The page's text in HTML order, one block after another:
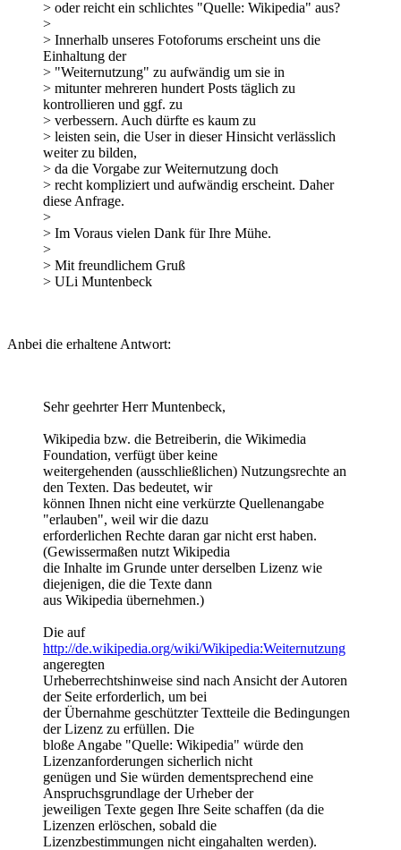
> oder reicht ein schlichtes "Quelle: Wikipedia" aus?
>
> Innerhalb unseres Fotoforums erscheint uns die
Einhaltung der
> "Weiternutzung" zu aufwändig um sie in
> mitunter mehreren hundert Posts täglich zu
kontrollieren und ggf. zu
> verbessern. Auch dürfte es kaum zu
> leisten sein, die User in dieser Hinsicht verlässlich
weiter zu bilden,
> da die Vorgabe zur Weiternutzung doch
> recht kompliziert und aufwändig erscheint. Daher
diese Anfrage.
>
> Im Voraus vielen Dank für Ihre Mühe.
>
> Mit freundlichem Gruß
> ULi Muntenbeck
Anbei die erhaltene Antwort:
Sehr geehrter Herr Muntenbeck,
Wikipedia bzw. die Betreiberin, die Wikimedia
Foundation, verfügt über keine
weitergehenden (ausschließlichen) Nutzungsrechte an
den Texten. Das bedeutet, wir
können Ihnen nicht eine verkürzte Quellenangabe
"erlauben", weil wir die dazu
erforderlichen Rechte daran gar nicht erst haben.
(Gewissermaßen nutzt Wikipedia
die Inhalte im Grunde unter derselben Lizenz wie
diejenigen, die die Texte dann
aus Wikipedia übernehmen.)
Die auf
http://de.wikipedia.org/wiki/Wikipedia:Weiternutzung
angeregten
Urheberrechtshinweise sind nach Ansicht der Autoren
der Seite erforderlich, um bei
der Übernahme geschützter Textteile die Bedingungen
der Lizenz zu erfüllen. Die
bloße Angabe "Quelle: Wikipedia" würde den
Lizenzanforderungen sicherlich nicht
genügen und Sie würden dementsprechend eine
Anspruchsgrundlage der Urheber der
jeweiligen Texte gegen Ihre Seite schaffen (da die
Lizenzen erlöschen, sobald die
Lizenzbestimmungen nicht eingahalten werden).